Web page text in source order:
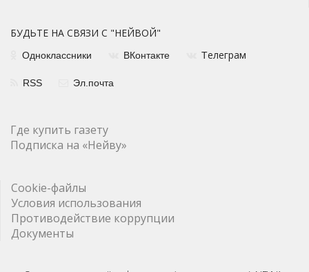
БУДЬТЕ НА СВЯЗИ С "НЕЙВОЙ"
Одноклассники ВКонтакте Телеграм
RSS Эл.почта
Где купить газету
Подписка на «Нейву»
Cookie-файлы
Условия использования
Противодействие коррупции
Документы